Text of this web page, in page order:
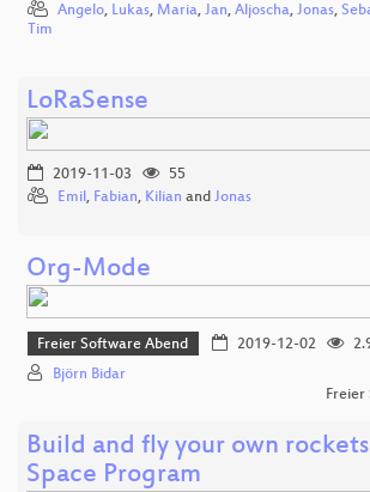
Angelo, Lukas, Maria, Jan, Aljoscha, Jonas,
Tim
LoRaSense
2019-11-03
55
Emil, Fabian, Kilian and Jonas
Org-Mode
Freier Software Abend 2019-12-02
Björn Bidar
Freier
Build and fly your own
Space Program